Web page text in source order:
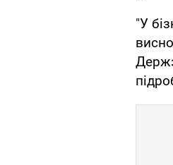
"У